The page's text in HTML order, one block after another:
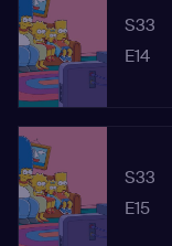
S33
E14
S33
E15